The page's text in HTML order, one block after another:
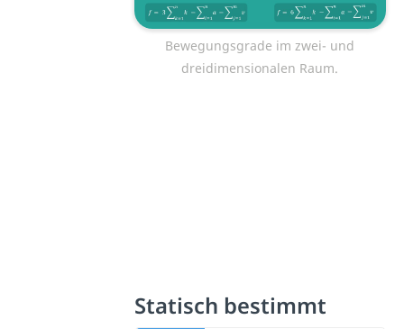
Bewegungsgrade im zwei- und
dreidimensionalen Raum.
Statisch bestimmt